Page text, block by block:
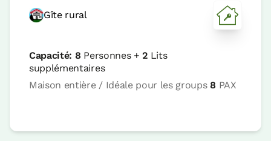
Gîte rural
Capacité: 8 Personnes +2 Lits
supplémentaires
Maison entière / Idéale pour les groups 8 PAX